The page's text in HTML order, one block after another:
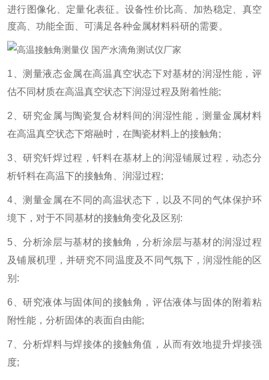
进行图像化、定量化表征。设备性价比高、加热稳定、真空
度高、功能全面、可满足各种金属材料科研的需要。
1、测量液态金属在高温真空状态下对基材的润湿性能，评
估不同材质在高温真空状态下润湿过程及附着性能;
2、研究金属与陶瓷复合材料间的润湿性能，测量金属材料
在高温真空状态下熔融时，在陶瓷材料上的接触角;
3、研究钎焊过程，钎料在基材上的润湿铺展过程，动态分
析钎料在高温下的接触角、润湿过程;
4、测量金属在不同的高温状态下，以及不同的气体保护环
境下，对于不同基材的接触角变化及区别:
5、分析涂层与基材的接触角，分析涂层与基材的润湿过程
及铺展机理，并研究不同温度及不同气氛下，润湿性能的区
别:
6、研究液体与固体间的接触角，评估液体与固体的附着粘
附性能，分析固体的表面自由能;
7、分析焊料与焊接体的接触角值，从而有效地提升焊接强
度;